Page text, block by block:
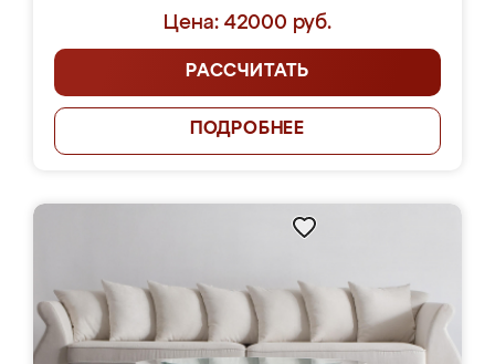
Цена: 42000 руб.
РАССЧИТАТЬ
ПОДРОБНЕЕ